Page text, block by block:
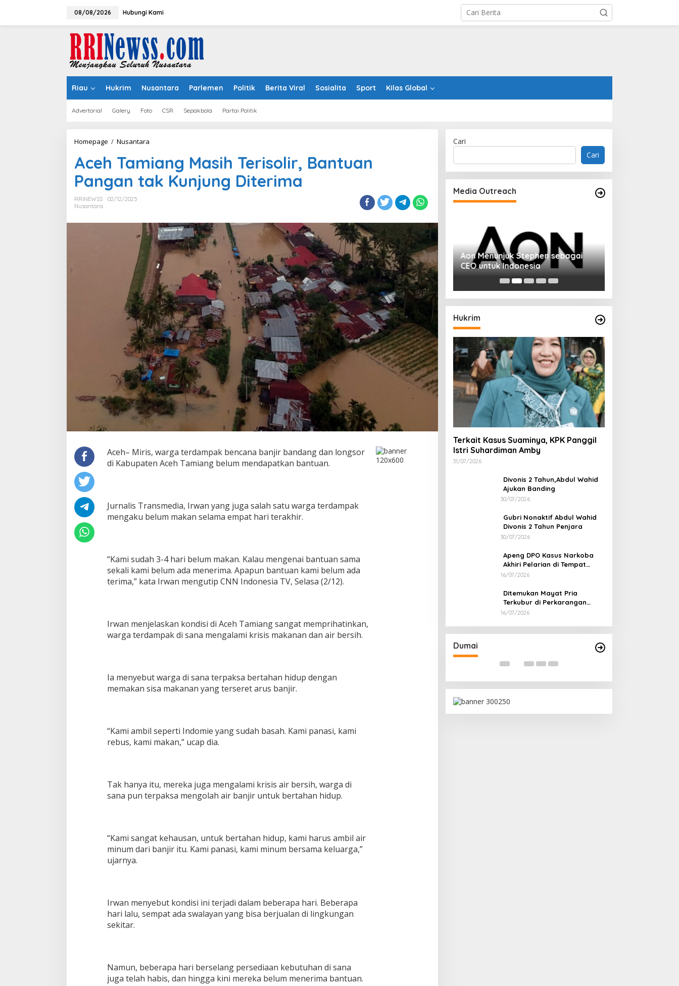
08/08/2026 Hubungi Kami
Riau Hukrim Nusantara Parlemen Politik Berita Viral Sosialita Sport Kilas Global
Advertorial Galery Foto CSR Sepakbola Partai Politik
Homepage / Nusantara
Masih
Terisolir,
Bantuan
Pangan
Aceh Tamiang Masih Terisolir, Bantuan
Pangan tak Kunjung Diterima
RRINEWSS
02/12/2025
Nusantara
Aceh– Miris, warga terdampak bencana banjir bandang dan longsor
di Kabupaten Aceh Tamiang belum mendapatkan bantuan.
Jurnalis Transmedia, Irwan yang juga salah satu warga terdampak
mengaku belum makan selama empat hari terakhir.
“Kami sudah 3-4 hari belum makan. Kalau mengenai bantuan sama
sekali kami belum ada menerima. Apapun bantuan kami belum ada
terima,” kata Irwan mengutip CNN Indonesia TV, Selasa (2/12).
Irwan menjelaskan kondisi di Aceh Tamiang sangat memprihatinkan,
warga terdampak di sana mengalami krisis makanan dan air bersih.
Ia menyebut warga di sana terpaksa bertahan hidup dengan
memakan sisa makanan yang terseret arus banjir.
“Kami ambil seperti Indomie yang sudah basah. Kami panasi, kami
rebus, kami makan,” ucap dia.
Tak hanya itu, mereka juga mengalami krisis air bersih, warga di
sana pun terpaksa mengolah air banjir untuk bertahan hidup.
“Kami sangat kehausan, untuk bertahan hidup, kami harus ambil air
minum dari banjir itu. Kami panasi, kami minum bersama keluarga,”
ujarnya.
Irwan menyebut kondisi ini terjadi dalam beberapa hari. Beberapa
hari lalu, sempat ada swalayan yang bisa berjualan di lingkungan
sekitar.
Namun, beberapa hari berselang persediaan kebutuhan di sana
juga telah habis, dan hingga kini mereka belum menerima bantuan.
Cari
Cari
Media Outreach
Sentosa GrillFest 2026 Returns
with Its Largest Line-Up Yet: 42
Food Vendors, First-Ever
Omakase-Inspired Beachfront
Dining and Returning Crowd
Favourites
Aon Menunjuk Stephen sebagai
CEO untuk Indonesia
Hukrim
Terkait Kasus Suaminya, KPK Panggil
Istri Suhardiman Amby
31/07/2026
Divonis 2 Tahun,Abdul Wahid
Ajukan Banding
30/07/2026
Gubri Nonaktif Abdul Wahid
Divonis 2 Tahun Penjara
30/07/2026
Apeng DPO Kasus Narkoba
Akhiri Pelarian di Tempat
Persembunyiannya di Kampar
16/07/2026
Ditemukan Mayat Pria
Terkubur di Perkarangan
Rumah
16/07/2026
Dumai
Cinta Ditolak, Pemuda di Dumai
Aniaya Bapak Calon Mertua
Empat Kepala Daerah Temui
Kemendikdasmen
Di Dumai
Nota